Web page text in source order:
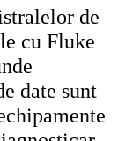
de
cu Fluke
date sunt